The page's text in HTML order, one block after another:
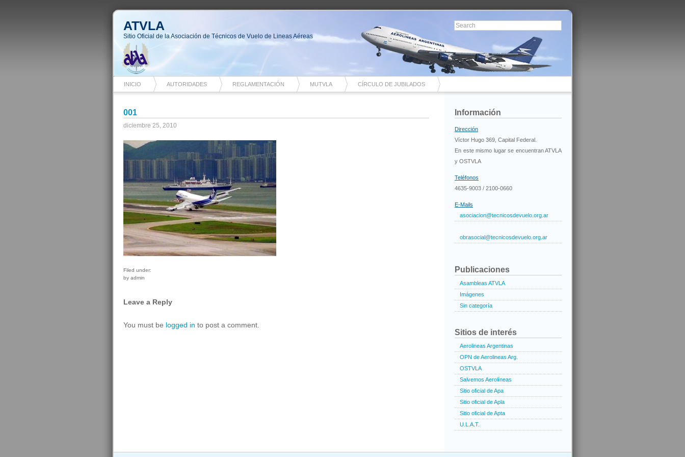
ATVLA
Sitio Oficial de la Asociación de Técnicos de Vuelo de Lineas Aéreas
INICIO AUTORIDADES REGLAMENTACIÓN MUTVLA CÍRCULO DE JUBILADOS
001
diciembre 25, 2010
Filed under:
by admin
Leave a Reply
You must be logged in to post a comment.
Información
Dirección
Víctor Hugo 369, Capital Federal.
En este mismo lugar se encuentran ATVLA
y OSTVLA
Teléfonos
4635-9003 / 2100-0660
E-Mails
asociacion@tecnicosdevuelo.org.ar
obrasocial@tecnicosdevuelo.org.ar
Publicaciones
Asambleas ATVLA
Imágenes
Sin categoría
Sitios de interés
Aerolineas Argentinas
OPN de Aerolineas Arg.
OSTVLA
Salvemos Aerolíneas
Sitio oficial de Apa
Sitio oficial de Apla
Sitio oficial de Apta
U.L.A.T.